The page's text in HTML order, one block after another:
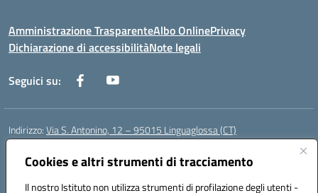
Cookies e altri strumenti di tracciamento
Il nostro Istituto non utilizza strumenti di profilazione degli utenti -
Amministrazione TrasparenteAlbo OnlinePrivacy
Dichiarazione di accessibilitàNote legali
Seguici su:
Indirizzo:Via S. Antonino, 12 – 95015 Linguaglossa (CT)
Centralino:
Posta elettronica certificata (PEC):ctic83200r@pec.istruzione.it
Codice fiscale: 83002470876